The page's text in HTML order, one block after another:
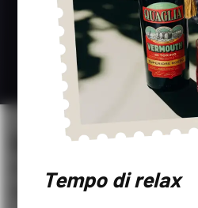
LIQUORE DI UVA
10CL, 70CL / ALC. 25% VOL
Tempo di relax